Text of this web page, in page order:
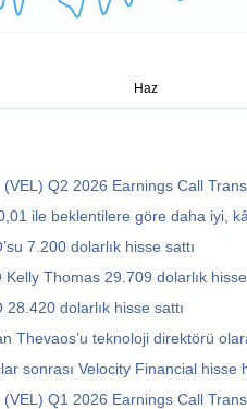
Q2 2026 Earnings Call
ile beklentilere göre daha iyi,
7.200 dolarlık hisse sattı
Thomas 29.709 dolarlık hisse
dolarlık hisse sattı
Thevaos’u teknoloji direktörü
sonrası Velocity Financial hisse
Q1 2026 Earnings Call